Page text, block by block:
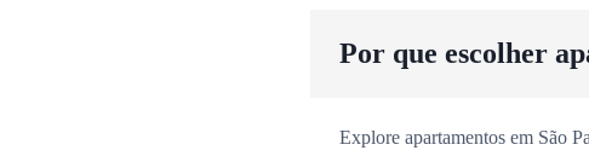
Por que escolher
Explore apartamentos em São